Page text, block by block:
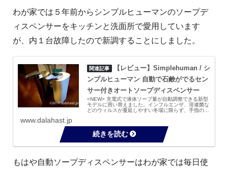
わが家では５年前からシンプルヒューマンのソープデ
ィスペンサーをキッチンと洗面所で愛用しています
が、内１台故障したので新調することにしました。
【レビュー】Simplehuman / シ
ンプルヒューマン 自動で石鹸がでるセン
サー付きオートソープディスペンサー
<NEW> 充電式で液体ソープ量が自動調整できる新型
モデルに買い替えました。インフルエンザ、溶連菌な
どのウィルスが蔓延しやすい冬場に限らず、手指の衛
www.dalahast.jp
もはや自動ソープディスペンサーはわが家では毎日使